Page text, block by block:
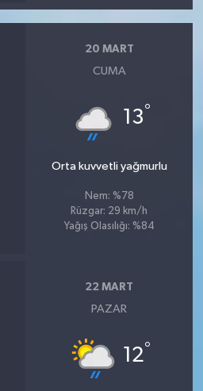
20 MART
CUMA
13°
Orta kuvvetli yağmurlu
Nem: %78
Rüzgar: 29 km/h
Yağış Olasılığı: %84
22 MART
PAZAR
12°